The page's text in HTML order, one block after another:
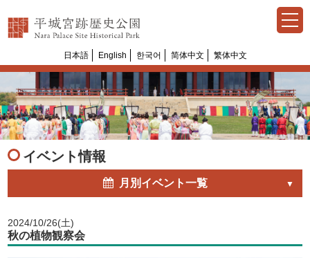
日本語 English 한국어 简体中文 繁体中文
イベント情報
月別イベント一覧
2024/10/26(土)
秋の植物観察会
Select Language▼